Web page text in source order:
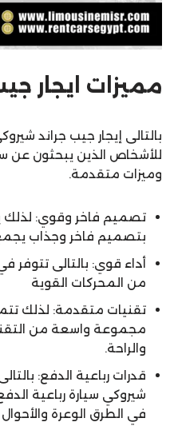
مميزات ايجار
بالتالى إيجار جيب جراند
وميزات متقدمة.
تصميم فاخر وقوي: لذلك
بتصميم فاخر وجذاب يجمع
أداء قوي: بالتالى
من المحركات القوية
تقنيات متقدمة: لذلك
مجموعة واسعة من
والراحة.
قدرات رباعية الدفع:
شيروكي سيارة رباعية
في الطرق الوعرة